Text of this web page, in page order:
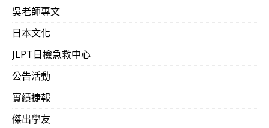
吳老師專文
日本文化
JLPT日檢急救中心
公告活動
實績捷報
傑出學友